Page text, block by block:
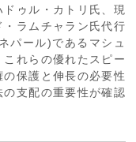
ゥル・カトリ氏、現
ラムチャラン氏代行
パール)であるマシュ
れらの優れたスピー
保護と伸長の必要性
支配の重要性が確認